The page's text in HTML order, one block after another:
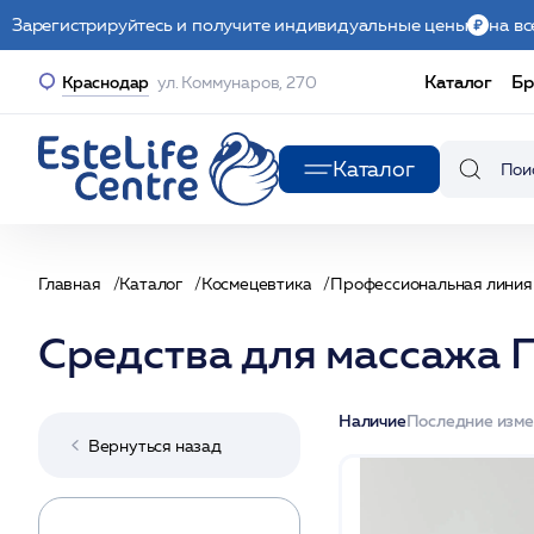
Зарегистрируйтесь и получите индивидуальные цены на
Краснодар ул. Коммунаров, 270 Каталог
Каталог
Главная Каталог Космецевтика Профессиональная линия
Средства для массажа
Вернуться назад
НаличиеПоследние